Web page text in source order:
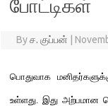
போட்டிகள்
Byச. குப்பன்
பொதுவாக
உள்ளது. இது அற்பமான